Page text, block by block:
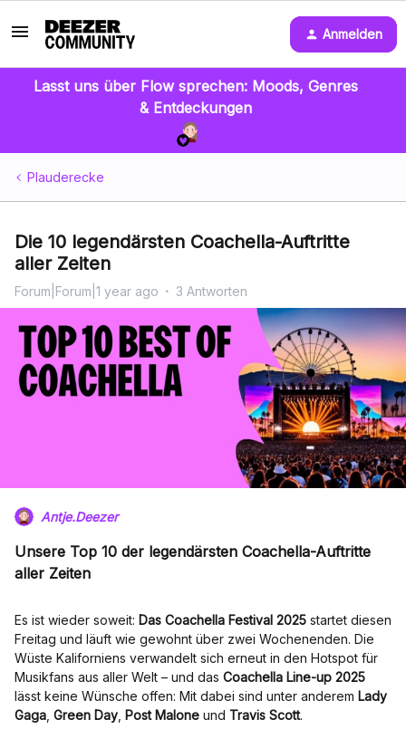
Anmelden
Lasst uns über Flow sprechen: Moods, Genres
& Entdeckungen
Plauderecke
Die 10 legendärsten Coachella-Auftritte
aller Zeiten
Forum|Forum|1 year ago 3 Antworten
Antje.Deezer
Unsere Top 10 der legendärsten Coachella-Auftritte
aller Zeiten
Es ist wieder soweit: Das Coachella Festival 2025 startet diesen
Freitag und läuft wie gewohnt über zwei Wochenenden. Die
Wüste Kaliforniens verwandelt sich erneut in den Hotspot für
Musikfans aus aller Welt – und das Coachella Line-up 2025
lässt keine Wünsche offen: Mit dabei sind unter anderem Lady
Gaga Green Day Post Malone und Travis Scott.